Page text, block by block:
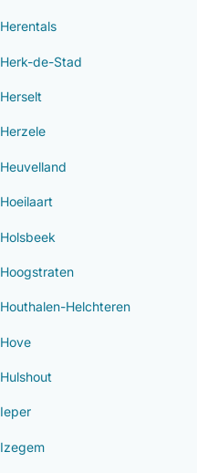
Herentals
Herk-de-Stad
Herselt
Herzele
Heuvelland
Hoeilaart
Holsbeek
Hoogstraten
Houthalen-Helchteren
Hove
Hulshout
Ieper
Izegem